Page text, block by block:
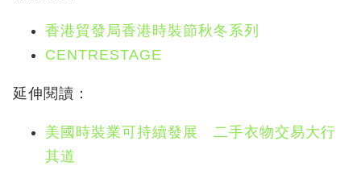
香港貿發局香港時裝節秋冬系列
CENTRESTAGE
延伸閱讀：
美國時裝業可持續發展 二手衣物交易大行
其道